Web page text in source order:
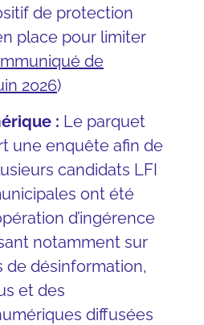
de protection
place pour limiter
de
2026)
: Le parquet
une enquête afin de
candidats LFI
ont été
d’ingérence
notamment sur
de désinformation,
et des
diffusées